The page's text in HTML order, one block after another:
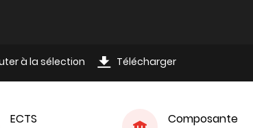
à la sélection Télécharger
ECTS Composante